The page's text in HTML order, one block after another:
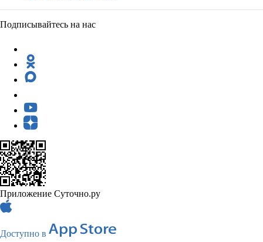
Подписывайтесь на нас
Приложение Суточно.ру
Доступно в